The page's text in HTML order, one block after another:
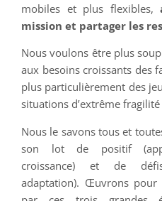
mobiles et plus flexibles,
mission et partager les
Nous voulons être plus
aux besoins croissants des
plus particulièrement des
situations d’extrême
Nous le savons tous et
son lot de positif
croissance) et de
adaptation). Œuvrons pour